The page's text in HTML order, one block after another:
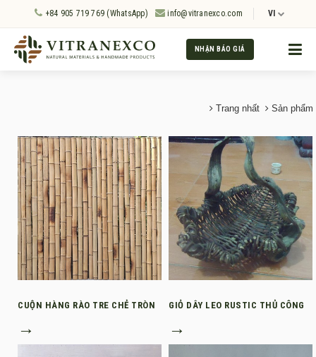
+84 905 719 769 (WhatsApp) info@vitranexco.com VI
NHẬN BÁO GIÁ
Trang nhất Sản phẩm
CUỘN HÀNG RÀO TRE CHẺ TRÒN
→
GIỎ DÂY LEO RUSTIC THỦ CÔNG
→